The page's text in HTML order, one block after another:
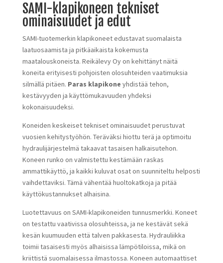
SAMI-klapikoneen tekniset
ominaisuudet ja edut
SAMI-tuotemerkin klapikoneet edustavat suomalaista
laatuosaamista ja pitkäaikaista kokemusta
maatalouskoneista. Reikälevy Oy on kehittänyt näitä
koneita erityisesti pohjoisten olosuhteiden vaatimuksia
silmällä pitäen. Paras klapikone yhdistää tehon,
kestävyyden ja käyttömukavuuden yhdeksi
kokonaisuudeksi.
Koneiden keskeiset tekniset ominaisuudet perustuvat
vuosien kehitystyöhön. Teräväksi hiottu terä ja optimoitu
hydraulijärjestelmä takaavat tasaisen halkaisutehon.
Koneen runko on valmistettu kestämään raskas
ammattikäyttö, ja kaikki kuluvat osat on suunniteltu helposti
vaihdettaviksi. Tämä vähentää huoltokatkoja ja pitää
käyttökustannukset alhaisina.
Luotettavuus on SAMI-klapikoneiden tunnusmerkki. Koneet
on testattu vaativissa olosuhteissa, ja ne kestävät sekä
kesän kuumuuden että talven pakkasesta. Hydrauliikka
toimii tasaisesti myös alhaisissa lämpötiloissa, mikä on
kriittistä suomalaisessa ilmastossa. Koneen automaattiset